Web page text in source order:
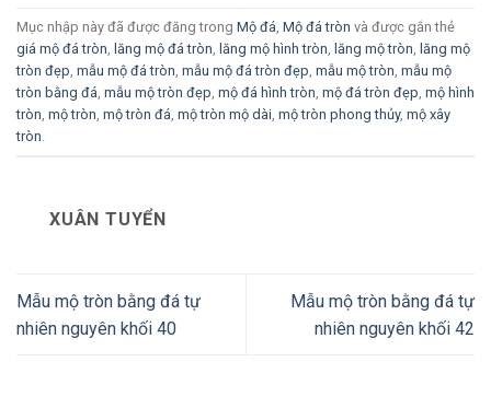
Mục nhập này đã được đăng trong Mộ đá Mộ đá tròn và được gắn thẻ
giá mộ đá tròn
lăng mộ đá tròn lăng mộ hình tròn lăng mộ tròn
lăng mộ
tròn đẹp mẫu mộ đá tròn mẫu mộ đá tròn đẹp mẫu mộ tròn mẫu mộ
tròn bằng đá mẫu mộ tròn đẹp mộ đá hình tròn mộ đá tròn đẹp mộ hình
tròn mộ tròn mộ tròn đá mộ tròn mộ dài mộ tròn phong thủy, mộ xây
tròn
XUÂN TUYỂN
Mẫu mộ tròn bằng đá tự
nhiên nguyên khối 40
Mẫu mộ tròn bằng đá tự
nhiên nguyên khối 42